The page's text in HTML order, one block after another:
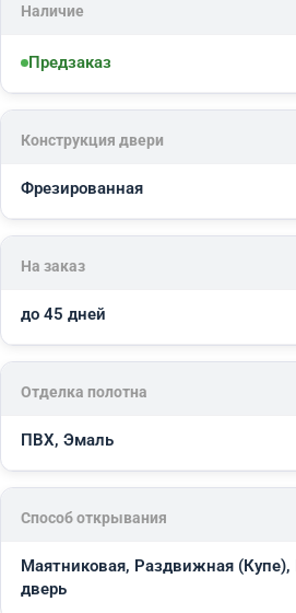
Наличие
Предзаказ
Конструкция двери
Фрезированная
На заказ
до 45 дней
Отделка полотна
ПВХ, Эмаль
Способ открывания
Маятниковая, Раздвижная
дверь